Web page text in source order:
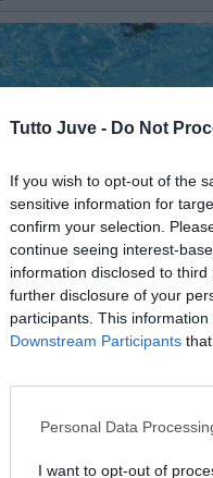
Tutto Juve - Do Not
If you wish to opt-out of the
sensitive information for
confirm your selection.
continue seeing interest-
information disclosed to
further disclosure of your
participants. This
Downstream Participants
Personal Data
I want to opt-out of